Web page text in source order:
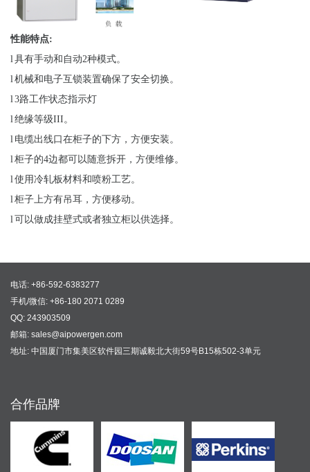
性能特点:
l具有手动和自动2种模式。
l机械和电子互锁装置确保了安全切换。
l3路工作状态指示灯
l绝缘等级III。
l 电缆出线口在柜子的下方，方便安装。
l柜子的4边都可以随意拆开，方便维修。
l使用冷轧板材料和喷粉工艺。
l柜子上方有吊耳，方便移动。
l可以做成挂壁式或者独立柜以供选择。
电话: +86-592-6383277
手机/微信: +86-180 2071 0289
QQ: 243903509
邮箱: sales@aipowergen.com
地址: 中国厦门市集美区软件园三期诚毅北大街59号B15栋502-3单元
合作品牌